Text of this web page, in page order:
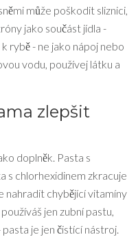
může poškodit sliznici,
jako součást jídla -
rybě - ne jako nápoj nebo
vodu, používej látku a
zlepšit
doplněk. Pasta s
s chlorhexidinem zkracuje
nahradit chybějící vitamíny
jen zubní pastu,
je jen čistící nástroj.